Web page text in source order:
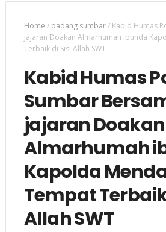
Home / padang sumbar/ Kabid Humas
jajaran Doakan Almarhumah ibunda
Terbaik di Sisi Allah SWT
Kabid Humas
Sumbar
jajaran Doakan
Almarhumah
Kapolda
Tempat
Allah SWT